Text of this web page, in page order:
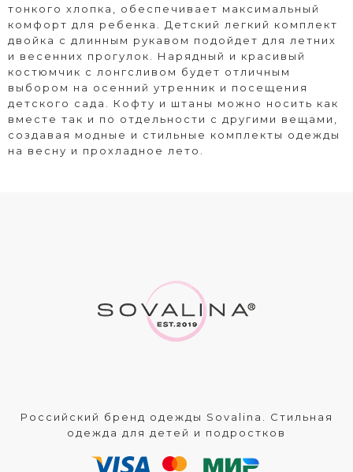
тонкого хлопка, обеспечивает максимальный
комфорт для ребенка. Детский легкий комплект
двойка с длинным рукавом подойдет для летних
и весенних прогулок. Нарядный и красивый
костюмчик с лонгсливом будет отличным
выбором на осенний утренник и посещения
детского сада. Кофту и штаны можно носить как
вместе так и по отдельности с другими вещами,
создавая модные и стильные комплекты одежды
на весну и прохладное лето.
Российский бренд одежды Sovalina. Стильная
одежда для детей и подростков